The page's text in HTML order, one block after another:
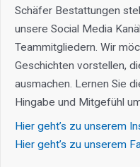
Schäfer Bestattungen
unsere Social Media
Teammitgliedern. Wir
Geschichten vorstellen,
ausmachen. Lernen Sie
Hingabe und Mitgefühl
Hier geht’s zu unserem
Hier geht’s zu unserem